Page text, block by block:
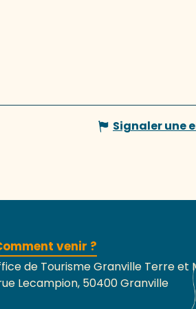
Signaler une
venir ?
de Tourisme Granville Terre et
Lecampion, 50400 Granville